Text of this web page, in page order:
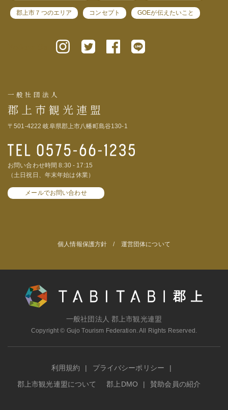
一般社団法人
郡上市観光連盟
〒501-4222 岐阜県郡上市八幡町島谷130-1
お問い合わせ時間 8:30 - 17:15
（土日祝日、年末年始は休業）
メールでお問い合わせ
郡上市７つのエリア コンセプト GOEが伝えたいこと
個人情報保護方針 / 運営団体について
一般社団法人 郡上市観光連盟
Copyright © Gujo Tourism Federation. All Rights Reserved.
利用規約
プライバシーポリシー
郡上市観光連盟について
郡上DMO 賛助会員の紹介